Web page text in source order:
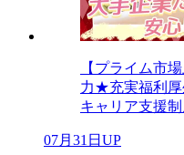
【プライム市
力★充実福利厚
キャリア支援
07月31日UP